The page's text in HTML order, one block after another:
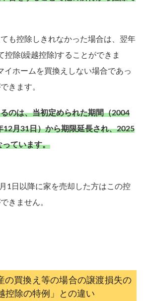
も控除しきれなかった場合は、翌年
控除(繰越控除)することができま
イホームを買換えしない場合であっ
きます。
のは、当初定められた期間（2004
12月31日）から期限延長され、2025
っています。
1日以降に家を売却した方はこの控
きません。
の買換え等の場合の譲渡損失の
控除の特例」との違い